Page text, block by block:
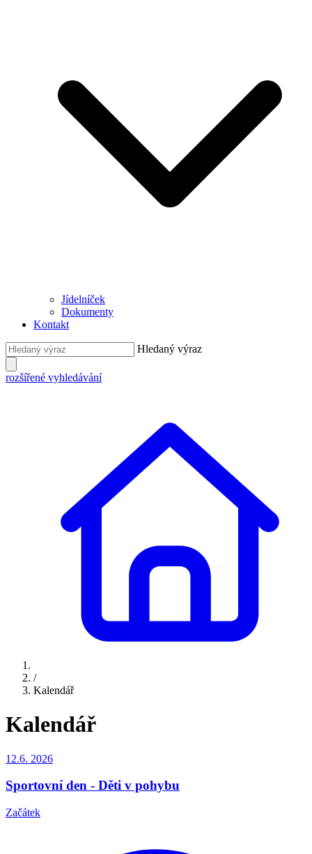
Jídelníček
Dokumenty
Kontakt
Hledaný výraz
rozšířené vyhledávání
/
Kalendář
Kalendář
12.6. 2026
Sportovní den - Děti v pohybu
Začátek